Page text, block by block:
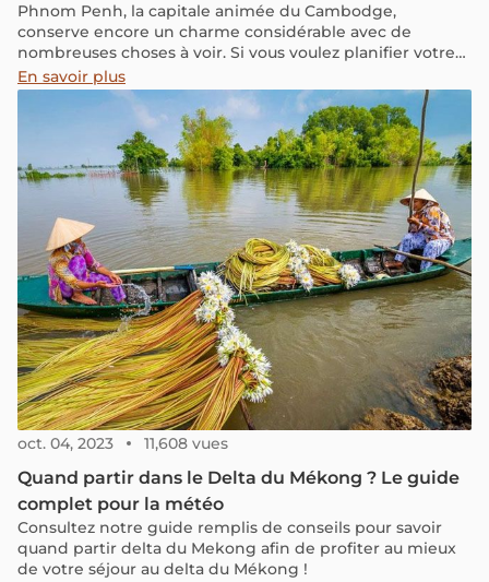
Phnom Penh, la capitale animée du Cambodge,
conserve encore un charme considérable avec de
nombreuses choses à voir. Si vous voulez planifier votre
visite en fonction de la météo Phnom Penh, découvrez
les conditions climatiques mois par mois pour savoir quel
est le meilleur moment pour visiter la capitale
cambodgienne.
En savoir plus
oct. 04, 2023 11,608 vues
Quand partir dans le Delta du Mékong ? Le guide
complet pour la météo
Consultez notre guide remplis de conseils pour savoir
quand partir delta du Mekong afin de profiter au mieux
de votre séjour au delta du Mékong !